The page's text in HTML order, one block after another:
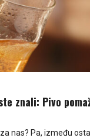
znali: Pivo
nas? Pa, između